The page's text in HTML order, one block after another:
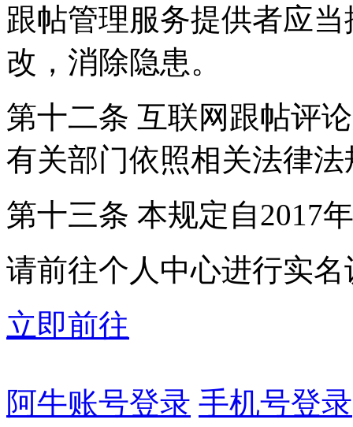
跟帖管理服务提供者应
改，消除隐患。
第十二条 互联网跟帖评
有关部门依照相关法律
第十三条 本规定自2017
请前往个人中心进行实名
立即前往
阿牛账号登录 手机号登录